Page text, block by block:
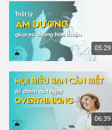
05:29
06:39